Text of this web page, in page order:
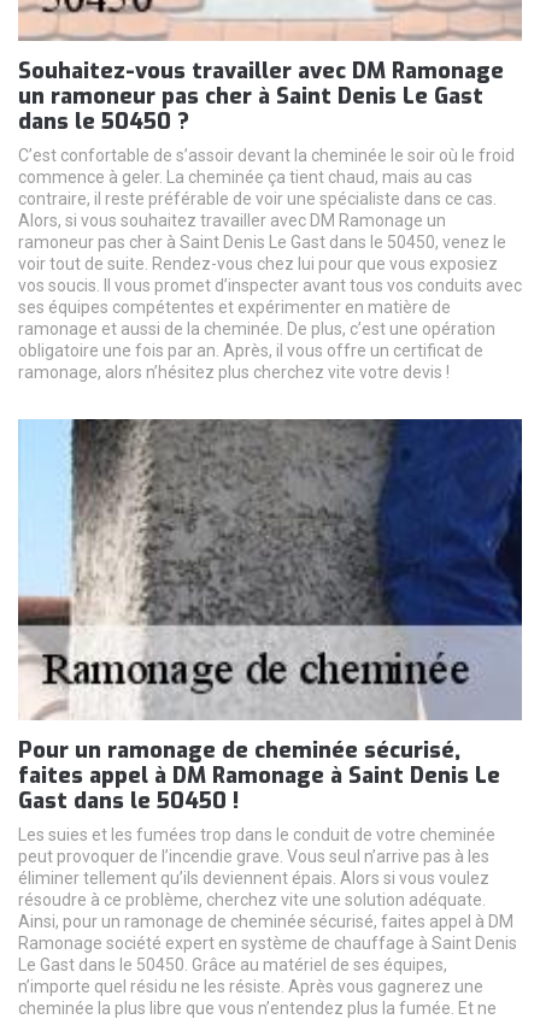
Souhaitez-vous travailler avec DM Ramonage
un ramoneur pas cher à Saint Denis Le Gast
dans le 50450 ?
C’est confortable de s’assoir devant la cheminée le soir où le froid
commence à geler. La cheminée ça tient chaud, mais au cas
contraire, il reste préférable de voir une spécialiste dans ce cas.
Alors, si vous souhaitez travailler avec DM Ramonage un
ramoneur pas cher à Saint Denis Le Gast dans le 50450, venez le
voir tout de suite. Rendez-vous chez lui pour que vous exposiez
vos soucis. Il vous promet d’inspecter avant tous vos conduits avec
ses équipes compétentes et expérimenter en matière de
ramonage et aussi de la cheminée. De plus, c’est une opération
obligatoire une fois par an. Après, il vous offre un certificat de
ramonage, alors n’hésitez plus cherchez vite votre devis !
Pour un ramonage de cheminée sécurisé,
faites appel à DM Ramonage à Saint Denis Le
Gast dans le 50450 !
Les suies et les fumées trop dans le conduit de votre cheminée
peut provoquer de l’incendie grave. Vous seul n’arrive pas à les
éliminer tellement qu’ils deviennent épais. Alors si vous voulez
résoudre à ce problème, cherchez vite une solution adéquate.
Ainsi, pour un ramonage de cheminée sécurisé, faites appel à DM
Ramonage société expert en système de chauffage à Saint Denis
Le Gast dans le 50450. Grâce au matériel de ses équipes,
n’importe quel résidu ne les résiste. Après vous gagnerez une
cheminée la plus libre que vous n’entendez plus la fumée. Et ne